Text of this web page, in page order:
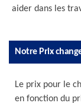
aider dans les
Notre Prix
Le prix pour le
en fonction du